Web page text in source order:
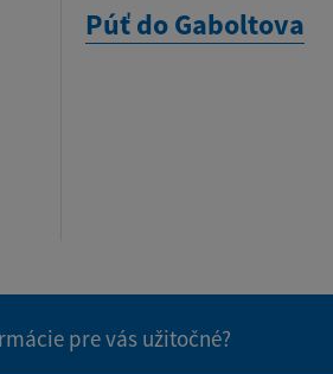
Púť do Gaboltova
pre vás užitočné?